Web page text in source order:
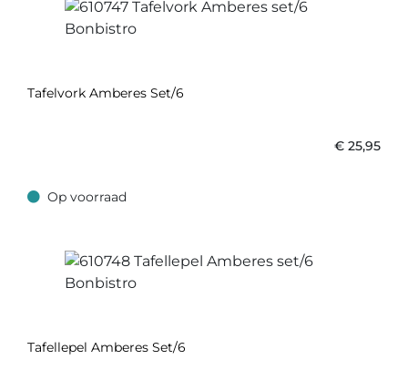
Tafelvork Amberes Set/6
€ 25,95
Op voorraad
Op voorraad
Tafellepel Amberes Set/6